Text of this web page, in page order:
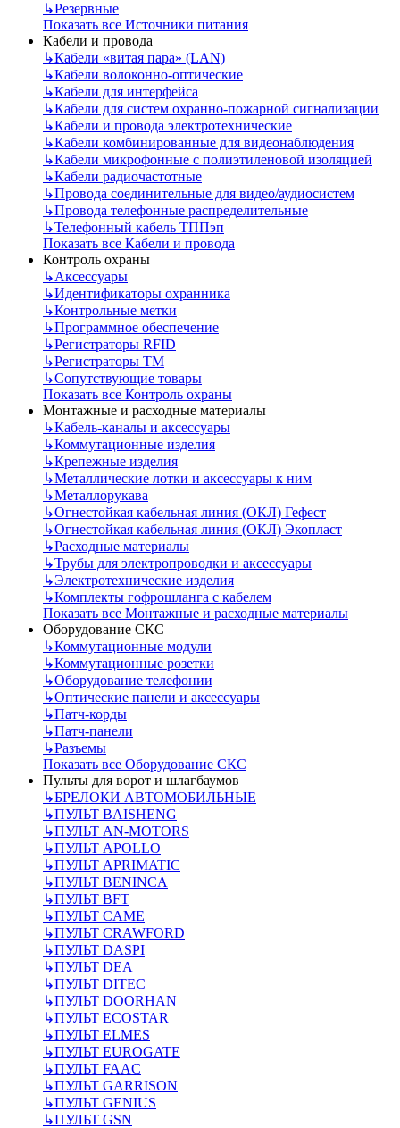
↳Резервные
Показать все Источники питания
Кабели и провода
↳Кабели «витая пара» (LAN)
↳Кабели волоконно-оптические
↳Кабели для интерфейса
↳Кабели для систем охранно-пожарной сигнализации
↳Кабели и провода электротехнические
↳Кабели комбинированные для видеонаблюдения
↳Кабели микрофонные с полиэтиленовой изоляцией
↳Кабели радиочастотные
↳Провода соединительные для видео/аудиосистем
↳Провода телефонные распределительные
↳Телефонный кабель ТППэп
Показать все Кабели и провода
Контроль охраны
↳Аксессуары
↳Идентификаторы охранника
↳Контрольные метки
↳Программное обеспечение
↳Регистраторы RFID
↳Регистраторы ТМ
↳Сопутствующие товары
Показать все Контроль охраны
Монтажные и расходные материалы
↳Кабель-каналы и аксессуары
↳Коммутационные изделия
↳Крепежные изделия
↳Металлические лотки и аксессуары к ним
↳Металлорукава
↳Огнестойкая кабельная линия (ОКЛ) Гефест
↳Огнестойкая кабельная линия (ОКЛ) Экопласт
↳Расходные материалы
↳Трубы для электропроводки и аксессуары
↳Электротехнические изделия
↳Комплекты гофрошланга с кабелем
Показать все Монтажные и расходные материалы
Оборудование СКС
↳Коммутационные модули
↳Коммутационные розетки
↳Оборудование телефонии
↳Оптические панели и аксессуары
↳Патч-корды
↳Патч-панели
↳Разъемы
Показать все Оборудование СКС
Пульты для ворот и шлагбаумов
↳БРЕЛОКИ АВТОМОБИЛЬНЫЕ
↳ПУЛЬТ BAISHENG
↳ПУЛЬТ AN-MOTORS
↳ПУЛЬТ APOLLO
↳ПУЛЬТ APRIMATIC
↳ПУЛЬТ BENINCA
↳ПУЛЬТ BFT
↳ПУЛЬТ CAME
↳ПУЛЬТ CRAWFORD
↳ПУЛЬТ DASPI
↳ПУЛЬТ DEA
↳ПУЛЬТ DITEC
↳ПУЛЬТ DOORHAN
↳ПУЛЬТ ECOSTAR
↳ПУЛЬТ ELMES
↳ПУЛЬТ EUROGATE
↳ПУЛЬТ FAAC
↳ПУЛЬТ GARRISON
↳ПУЛЬТ GENIUS
↳ПУЛЬТ GSN